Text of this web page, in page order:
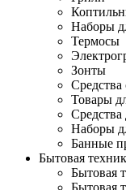
Наборы
Термосы
Зонты
Средства
Товары
Средства
Наборы
Банные
Бытовая
Бытовая
Бытовая